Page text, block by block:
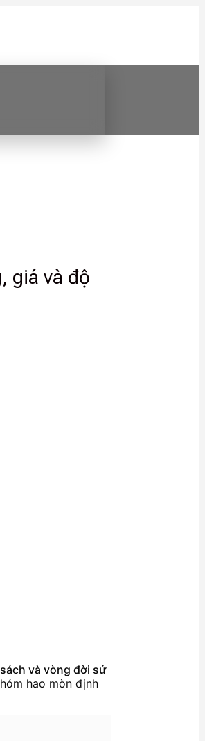
giá và độ
và vòng đời sử
hao mòn định